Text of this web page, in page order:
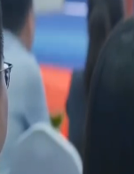
心
中
心
动
及
会
新
闻
资
联